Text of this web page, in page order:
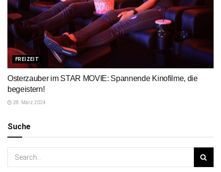
FREIZEIT
Osterzauber im STAR MOVIE: Spannende Kinofilme, die
begeistern!
28. März 2024
Suche